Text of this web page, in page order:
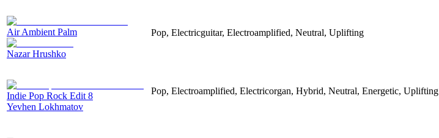
Air Ambient Palm
Nazar Hrushko
Pop, Electricguitar, Electroamplified, Neutral, Uplifting
Indie Pop Rock Edit 8
Yevhen Lokhmatov
Pop, Electroamplified, Electricorgan, Hybrid, Neutral, Energetic, Uplifting